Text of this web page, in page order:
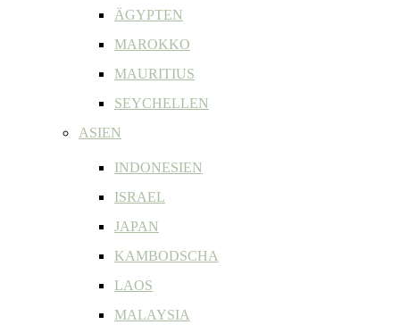
ÄGYPTEN
MAROKKO
MAURITIUS
SEYCHELLEN
ASIEN
INDONESIEN
ISRAEL
JAPAN
KAMBODSCHA
LAOS
MALAYSIA